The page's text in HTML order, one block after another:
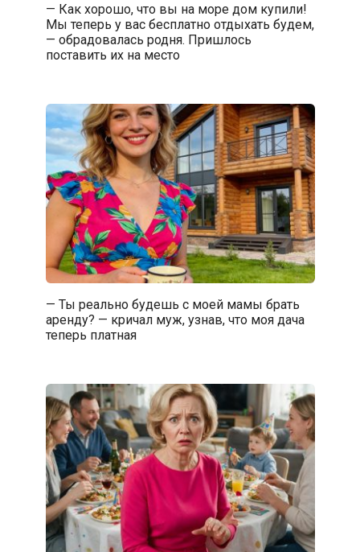
— Как хорошо, что вы на море дом купили!
Мы теперь у вас бесплатно отдыхать будем,
— обрадовалась родня. Пришлось
поставить их на место
— Ты реально будешь с моей мамы брать
аренду? — кричал муж, узнав, что моя дача
теперь платная